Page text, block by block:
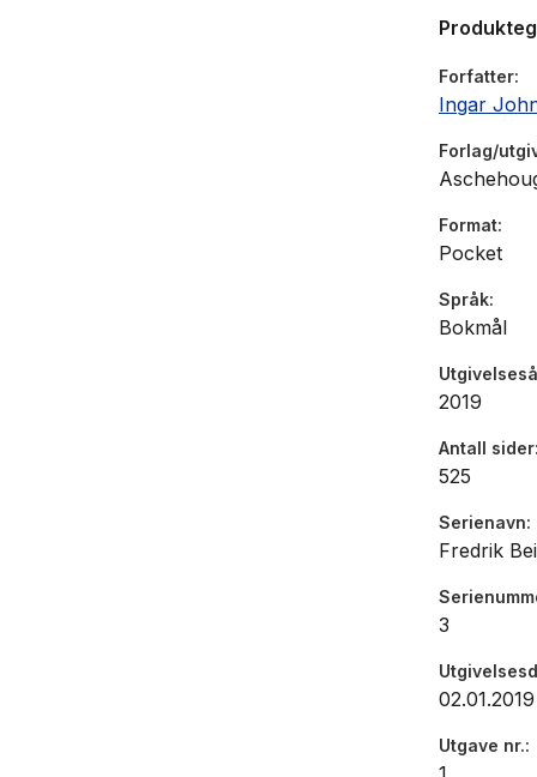
Fredrik
mot en
svik,
«... en
«Thriller
«Solid
veien.»
Forfatter
Ingar
Forlag/
Format
Pocket
Språk
Bokmål
2019
Antall sider
525
Serienavn
Fredrik
3
02.01.2019
Utgave nr.